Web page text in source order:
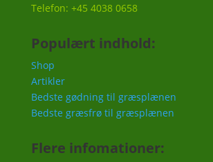
Telefon: +45 4038 0658
Populært indhold:
Shop
Artikler
Bedste gødning til græsplænen
Bedste græsfrø til græsplænen
Flere infomationer: